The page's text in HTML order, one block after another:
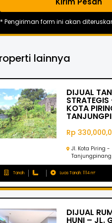
* Pengiriman form ini akan
lainnya
DIJUAL
KOTA
Rp
Jl. Kota Piring -
Tanjungpinang
Tanah Luas Tanah: 1114 m²
DIJUAL
HUNI – JL.